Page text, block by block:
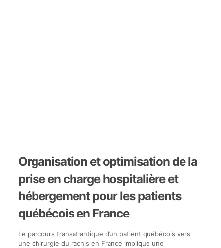
Organisation et optimisation de la
prise en charge hospitalière et
hébergement pour les patients
québécois en France
Le parcours transatlantique d’un patient québécois vers
une chirurgie du rachis en France implique une